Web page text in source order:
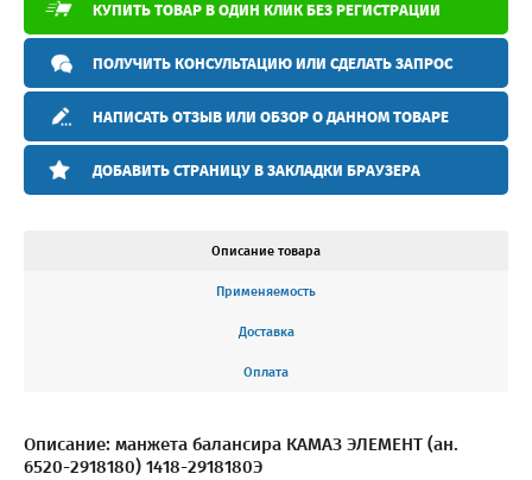
КУПИТЬ ТОВАР В ОДИН КЛИК БЕЗ РЕГИСТРАЦИИ
ПОЛУЧИТЬ КОНСУЛЬТАЦИЮ ИЛИ СДЕЛАТЬ ЗАПРОС
НАПИСАТЬ ОТЗЫВ ИЛИ ОБЗОР О ДАННОМ ТОВАРЕ
ДОБАВИТЬ СТРАНИЦУ В ЗАКЛАДКИ БРАУЗЕРА
Описание товара
Применяемость
Доставка
Оплата
Описание: манжета балансира КАМАЗ ЭЛЕМЕНТ (ан.
6520-2918180) 1418-2918180Э